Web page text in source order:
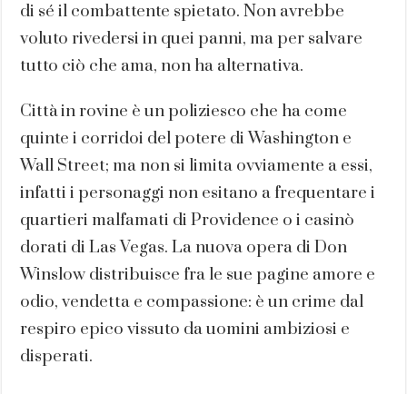
di sé il combattente spietato. Non avrebbe
voluto rivedersi in quei panni, ma per salvare
tutto ciò che ama, non ha alternativa.
Città in rovine è un poliziesco che ha come
quinte i corridoi del potere di Washington e
Wall Street; ma non si limita ovviamente a essi,
infatti i personaggi non esitano a frequentare i
quartieri malfamati di Providence o i casinò
dorati di Las Vegas. La nuova opera di Don
Winslow distribuisce fra le sue pagine amore e
odio, vendetta e compassione: è un crime dal
respiro epico vissuto da uomini ambiziosi e
disperati.